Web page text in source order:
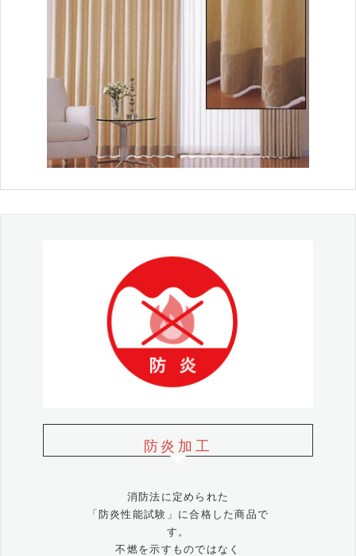
防炎加工
消防法に定められた
「防炎性能試験」に合格した商品で
す。
不燃を示すものではなく